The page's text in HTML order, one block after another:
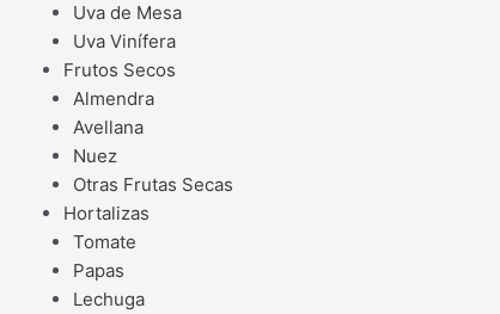
Uva de Mesa
Uva Vinífera
Frutos Secos
Almendra
Avellana
Nuez
Otras Frutas Secas
Hortalizas
Tomate
Papas
Lechuga